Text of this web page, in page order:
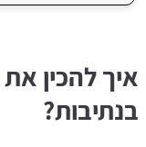
איך להכין את
בנתיבות?